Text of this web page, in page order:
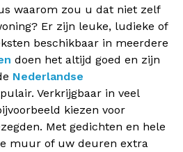
waarom zou u dat niet zelf
Er zijn leuke, ludieke of
beschikbaar in meerdere
doen het altijd goed en zijn
Nederlandse
Verkrijgbaar in veel
kiezen voor
Met gedichten en hele
muur of uw deuren extra